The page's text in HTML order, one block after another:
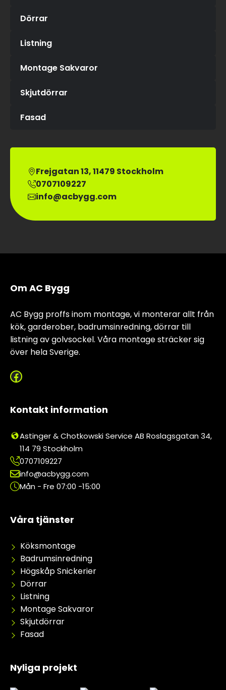
Dörrar
Listning
Montage Sakvaror
Skjutdörrar
Fasad
Frejgatan 13, 11479 Stockholm
0707109227
info@acbygg.com
Om AC Bygg
AC Bygg proffs inom montage, vi monterar allt från
kök, garderober, badrumsinredning, dörrar till
listning av golvsockel. Våra montage sträcker sig
över hela Sverige.
Facebook
Kontakt information
Astinger & Chotkowski Service AB Roslagsgatan 34,
114 79 Stockholm
0707109227
info@acbygg.com
Mån - Fre 07:00 -15:00
Våra tjänster
Köksmontage
Badrumsinredning
Högskåp Snickerier
Dörrar
Listning
Montage Sakvaror
Skjutdörrar
Fasad
Nyliga projekt